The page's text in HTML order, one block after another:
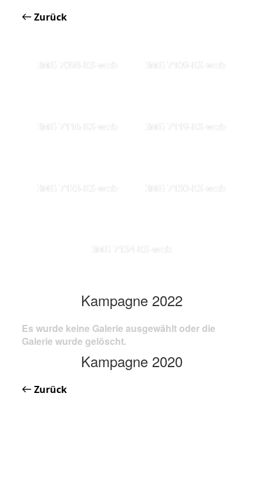
Zurück
IMG 7098-KS-web IMG 7109-KS-web
IMG 7116-KS-web IMG 7119-KS-web
IMG 7123-KS-web IMG 7130-KS-web
IMG 7134-KS-web
Kampagne 2022
Es wurde keine Galerie ausgewählt oder die
Galerie wurde gelöscht.
Kampagne 2020
Zurück